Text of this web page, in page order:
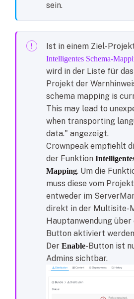
sein.
Ist in einem Ziel-
Intelligentes Schema-
wird in der Liste für
Projekt der
schema mapping is
This may lead to
when transporting
data." angezeigt.
Crownpeak empfiehlt
der Funktion
Mapping. Um die
muss diese vom
entweder im
direkt in der Multisite-
Hauptanwendung über
Button aktiviert
Der Enable-Button ist
Admins sichtbar.